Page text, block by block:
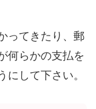
ってきたり、郵
何らかの支払を
して下さい。